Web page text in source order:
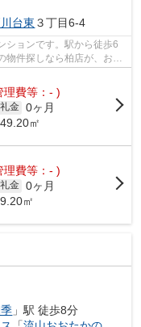
台東 ３丁目6-4
ションです。駅から徒歩6
物件探しなら柏店が、お客
理費等：- )
礼金 0ヶ月
㎡
理費等：- )
礼金 0ヶ月
㎡
」駅 徒歩8分